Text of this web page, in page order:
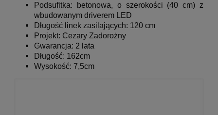
Podsufitka: betonowa, o szerokości (40 cm) z
wbudowanym driverem LED
Długość linek zasilających: 120 cm
Projekt: Cezary Zadorożny
Gwarancja: 2 lata
Długość: 162cm
Wysokość: 7,5cm